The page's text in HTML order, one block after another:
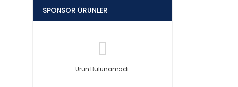
SPONSOR ÜRÜNLER
Ürün Bulunamadı.